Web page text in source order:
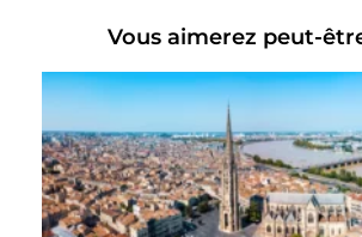
Vous aimerez peut-